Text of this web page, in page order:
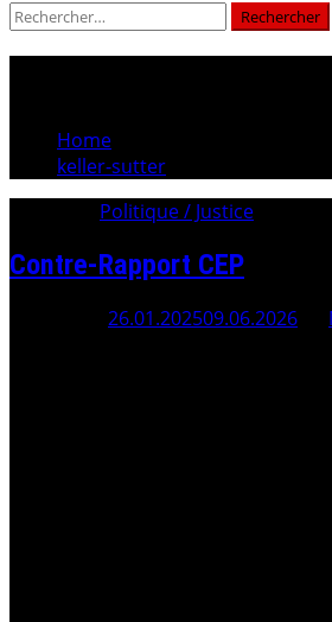
Rechercher :
Home
keller-sutter
Politique / Justice
Contre-Rapport CEP
26.01.202509.06.2026